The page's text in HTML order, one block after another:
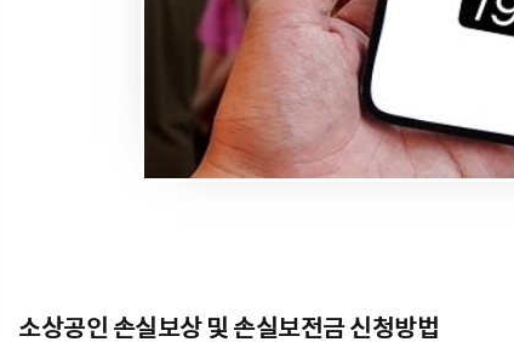
소상공인 손실보상 및 손실보전금 신청방법